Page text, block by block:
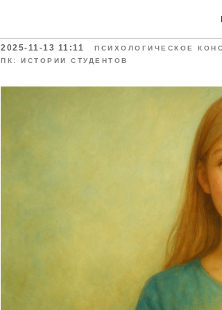
Когда
2025-11-13 11:11 ПСИХОЛОГИЧЕСКОЕ
ПК: ИСТОРИИ СТУДЕНТОВ